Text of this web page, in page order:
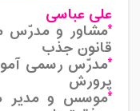
علی عباسی
*مشاور و مدرّس
قانون جذب
*مدرّس رسمی
پرورش
*موسس و مدیر